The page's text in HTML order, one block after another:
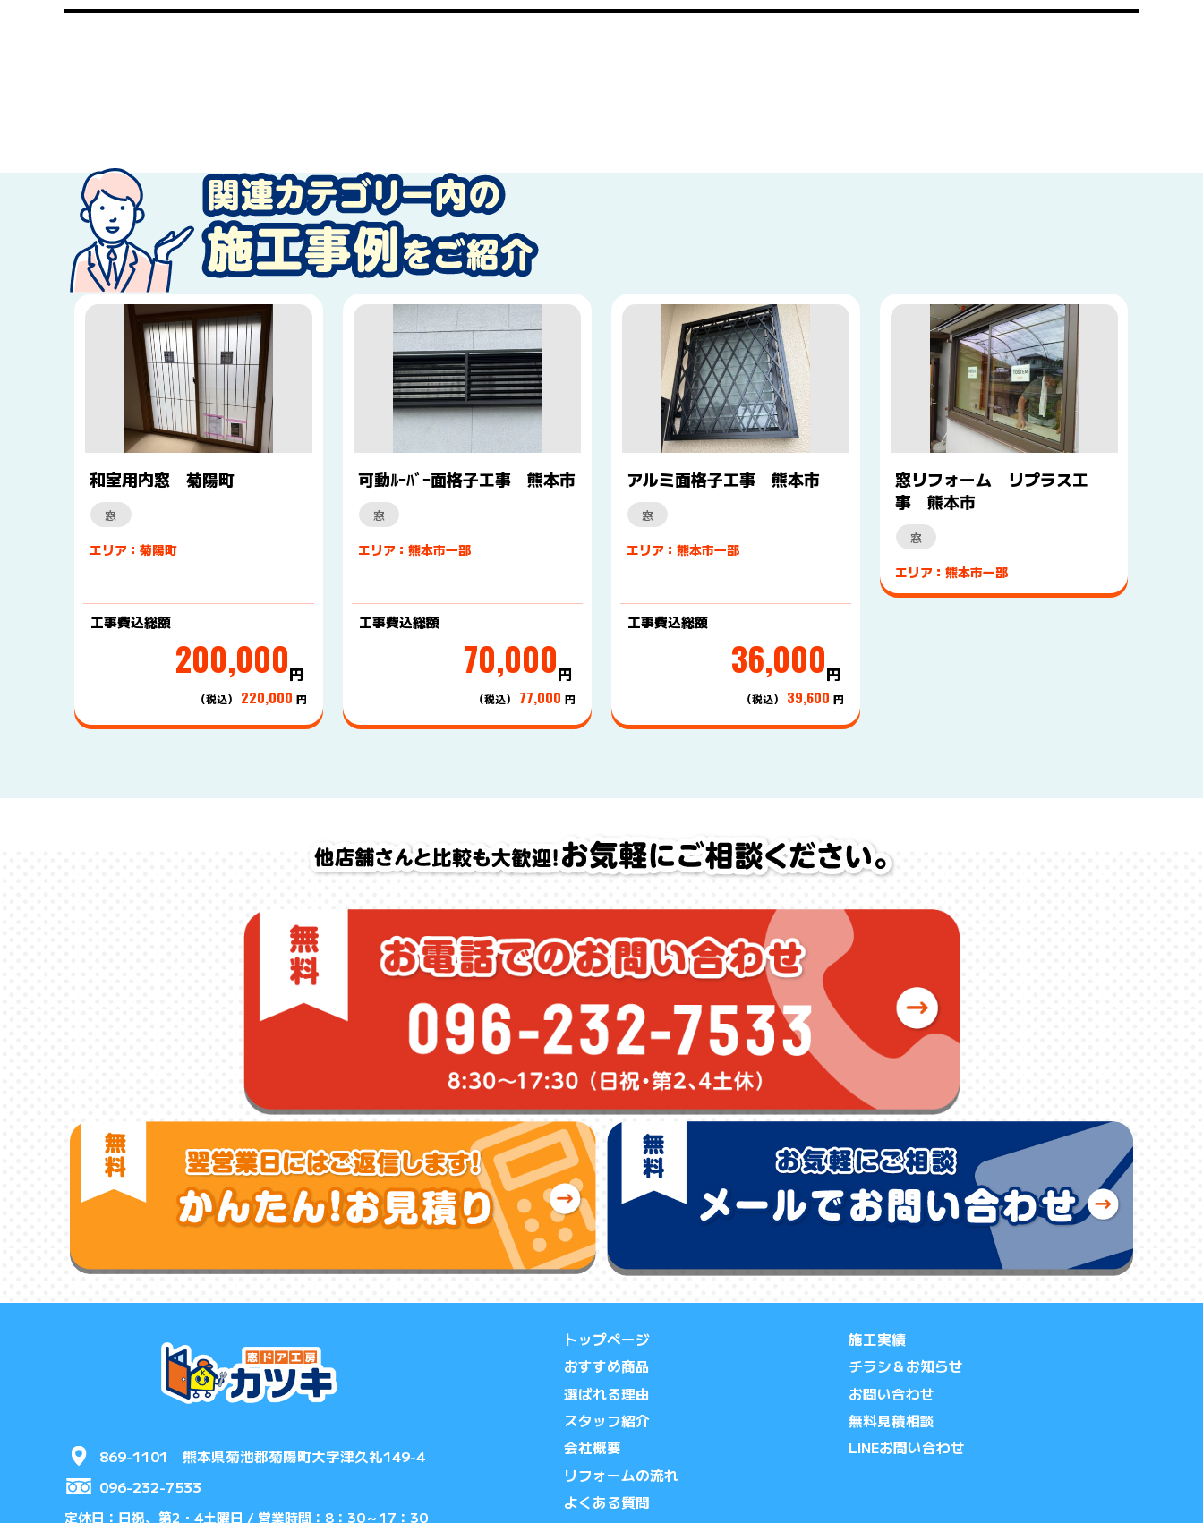
和室用内窓 菊陽町
窓
エリア：菊陽町
工事費込総額
200,000円
（税込） 220,000円
可動ﾙｰﾊﾞｰ面格子工事 熊本市
窓
エリア：熊本市一部
工事費込総額
70,000円
（税込） 77,000円
アルミ面格子工事 熊本市
窓
エリア：熊本市一部
工事費込総額
36,000円
（税込） 39,600円
窓リフォーム リプラス工
事 熊本市
窓
エリア：熊本市一部
869-1101 熊本県菊池郡菊陽町大字津久礼149-4
096-232-7533
定休日：日祝、第2・4土曜日 / 営業時間：8：30～17：30
トップページ
おすすめ商品
選ばれる理由
スタッフ紹介
会社概要
リフォームの流れ
よくある質問
施工実績
チラシ＆お知らせ
お問い合わせ
無料見積相談
LINEお問い合わせ